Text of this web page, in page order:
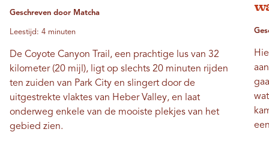
Geschreven door Matcha
Leestijd: 4 minuten
De Coyote Canyon Trail, een prachtige lus van 32
kilometer (20 mijl), ligt op slechts 20 minuten rijden
ten zuiden van Park City en slingert door de
uitgestrekte vlaktes van Heber Valley, en laat
onderweg enkele van de mooiste plekjes van het
gebied zien.